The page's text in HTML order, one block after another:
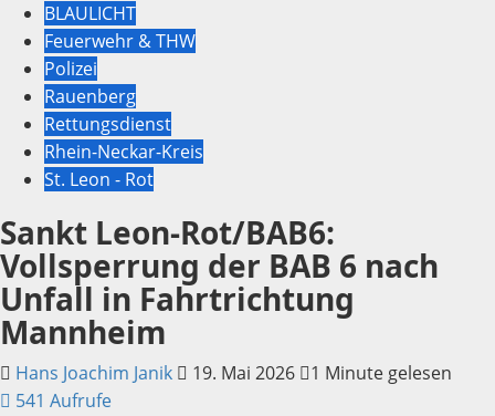
BLAULICHT
Feuerwehr & THW
Polizei
Rauenberg
Rettungsdienst
Rhein-Neckar-Kreis
St. Leon - Rot
Sankt Leon-Rot/BAB6:
Vollsperrung der BAB 6 nach
Unfall in Fahrtrichtung
Mannheim
Hans Joachim Janik 19. Mai 2026
1 Minute gelesen
541 Aufrufe